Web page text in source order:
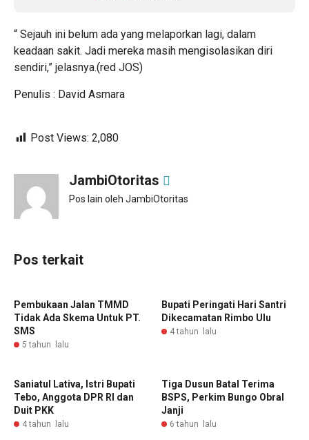
“ Sejauh ini belum ada yang melaporkan lagi, dalam
keadaan sakit. Jadi mereka masih mengisolasikan diri
sendiri,” jelasnya.(red JOS)
Penulis : David Asmara
Post Views: 2,080
JambiOtoritas
Pos lain oleh JambiOtoritas
Pos terkait
Pembukaan Jalan TMMD
Tidak Ada Skema Untuk PT.
SMS
5 tahun lalu
Bupati Peringati Hari Santri
Dikecamatan Rimbo Ulu
4 tahun lalu
Saniatul Lativa, Istri Bupati
Tebo, Anggota DPR RI dan
Duit PKK
4 tahun lalu
Tiga Dusun Batal Terima
BSPS, Perkim Bungo Obral
Janji
6 tahun lalu